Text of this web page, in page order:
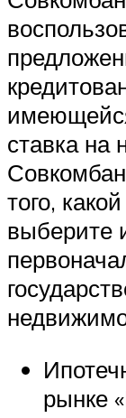
ставка на
того,
выберите
рынке